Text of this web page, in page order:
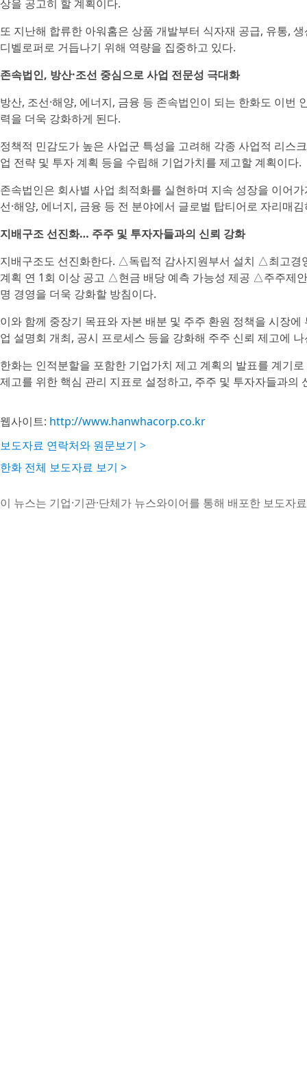
상을 공고히 할 계획이다.
또 지난해 합류한 아워홈은 상품 개발부터 식자재 공급, 유통,
디벨로퍼로 거듭나기 위해 역량을 집중하고 있다.
존속법인, 방산·조선 중심으로 사업 전문성 극대화
방산, 조선·해양, 에너지, 금융 등 존속법인이 되는 한화도 이번
력을 더욱 강화하게 된다.
정책적 민감도가 높은 사업군 특성을 고려해 각종 사업적 리스
업 전략 및 투자 계획 등을 수립해 기업가치를 제고할 계획이다.
존속법인은 회사별 사업 최적화를 실현하며 지속 성장을 이어
선·해양, 에너지, 금융 등 전 분야에서 글로벌 탑티어로 자리매
지배구조 선진화… 주주 및 투자자들과의 신뢰 강화
지배구조도 선진화한다. △독립적 감사지원부서 설치 △최고
계획 연 1회 이상 공고 △현금 배당 예측 가능성 제공 △주주제
명 경영을 더욱 강화할 방침이다.
이와 함께 중장기 목표와 자본 배분 및 주주 환원 정책을 시장
업 설명회 개최, 공시 프로세스 등을 강화해 주주 신뢰 제고에
한화는 인적분할을 포함한 기업가치 제고 계획의 발표를 계기
제고를 위한 핵심 관리 지표로 설정하고, 주주 및 투자자들과의
웹사이트: http://www.hanwhacorp.co.kr
보도자료 연락처와 원문보기 >
한화 전체 보도자료 보기 >
이 뉴스는 기업·기관·단체가 뉴스와이어를 통해 배포한 보도자